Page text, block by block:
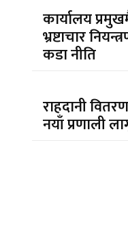
कार्यालय
भ्रष्टाचार
कडा नीति
राहदानी
नयाँ प्रणाली